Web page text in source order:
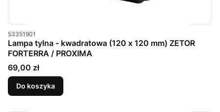
Kod produktu
53351901
Lampa tylna - kwadratowa (120 x 120 mm) ZETOR
FORTERRA / PROXIMA
Cena
69,00 zł
Do koszyka